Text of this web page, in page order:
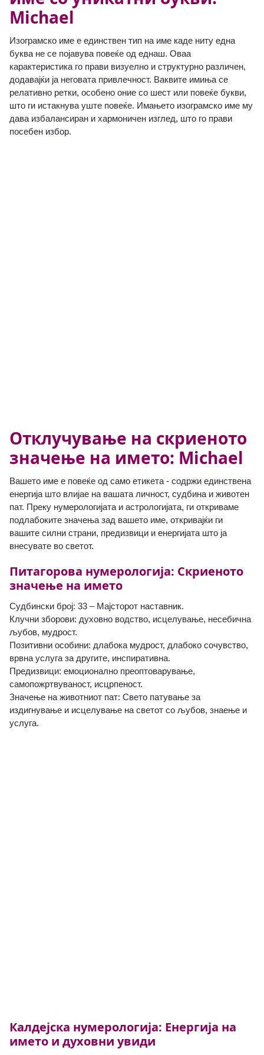
Michael
Изограмско име е единствен тип на име каде ниту една
буква не се појавува повеќе од еднаш. Оваа
карактеристика го прави визуелно и структурно различен,
додавајќи ја неговата привлечност. Ваквите имиња се
релативно ретки, особено оние со шест или повеќе букви,
што ги истакнува уште повеќе. Имањето изограмско име му
дава избалансиран и хармоничен изглед, што го прави
посебен избор.
Отклучување на скриеното
значење на името: Michael
Вашето име е повеќе од само етикета - содржи единствена
енергија што влијае на вашата личност, судбина и животен
пат. Преку нумерологијата и астрологијата, ги откриваме
подлабоките значења зад вашето име, откривајќи ги
вашите силни страни, предизвици и енергијата што ја
внесувате во светот.
Питагорова нумерологија: Скриеното
значење на името
Судбински број: 33 – Мајсторот наставник.
Клучни зборови: духовно водство, исцелување, несебична
љубов, мудрост.
Позитивни особини: длабока мудрост, длабоко сочувство,
врвна услуга за другите, инспиративна.
Предизвици: емоционално преоптоварување,
самопожртвуваност, исцрпеност.
Значење на животниот пат: Свето патување за
издигнување и исцелување на светот со љубов, знаење и
услуга.
Калдејска нумерологија: Енергија на
името и духовни увиди